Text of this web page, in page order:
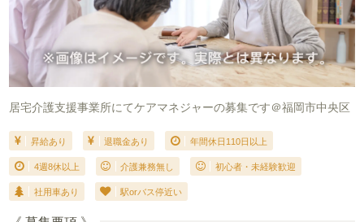
居宅介護支援事業所にてケアマネジャーの募集です＠福岡市中央区
昇給あり 退職金あり 年間休日110日以上
4週8休以上 介護兼務無し 初心者・未経験歓迎
社用車あり 駅orバス停近い